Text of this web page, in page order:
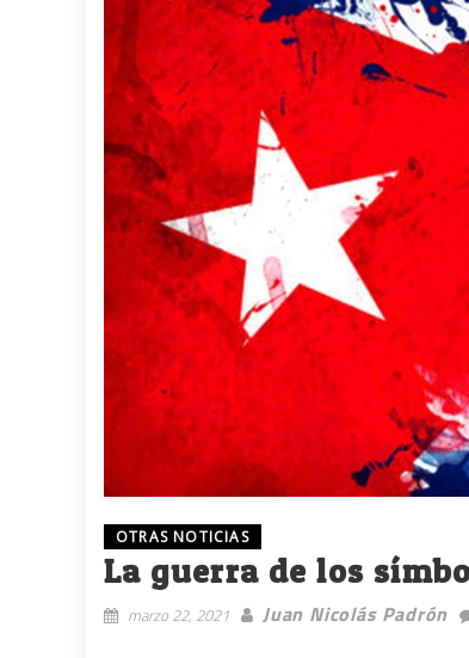
OTRAS NOTICIAS
La guerra de los
marzo 22, 2021 Juan Nicolás Padrón